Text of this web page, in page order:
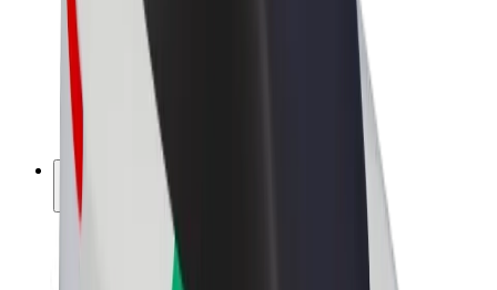
Výdělky kurýra
Partneři Bolt Food
Společnost
O společnosti Bolt